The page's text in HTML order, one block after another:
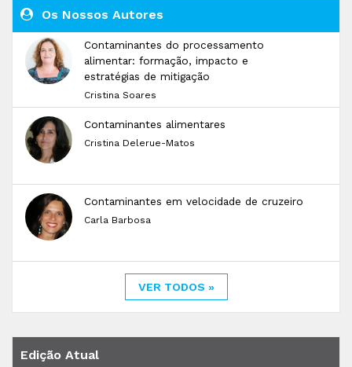
Os Nossos Autores
Contaminantes do processamento
alimentar: formação, impacto e
estratégias de mitigação
Cristina Soares
Contaminantes alimentares
Cristina Delerue-Matos
Contaminantes em velocidade de cruzeiro
Carla Barbosa
VER TODOS »
Edição Atual